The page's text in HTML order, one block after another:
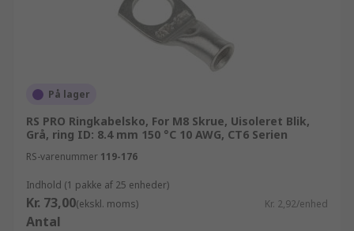
På lager
RS PRO Ringkabelsko, For M8 Skrue, Uisoleret Blik,
Grå, ring ID: 8.4 mm 150 °C 10 AWG, CT6 Serien
RS-varenummer 119-176
Indhold (1 pakke af 25 enheder)
Kr. 73,00(ekskl. moms) Kr. 2,92/enhed
Antal